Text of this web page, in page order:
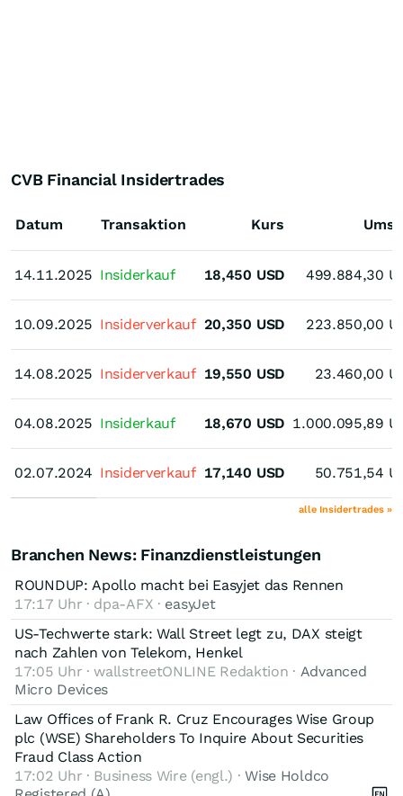
CVB Financial Insidertrades
Datum
14.11.2025
10.09.2025
14.08.2025
04.08.2025
02.07.2024
Transaktion Kurs
14.11.2025 Insiderkauf 18,450 USD 499.884,30
10.09.2025 Insiderverkauf 20,350 USD 223.850,00
14.08.2025 Insiderverkauf 19,550 USD 23.460,00
04.08.2025 Insiderkauf 18,670 USD 1.000.095,89
02.07.2024 Insiderverkauf 17,140 USD 50.751,54
alle Insidertrades »
Branchen News: Finanzdienstleistungen
ROUNDUP: Apollo macht bei Easyjet das Rennen
17:17 Uhr · dpa-AFX · easyJet
US-Techwerte stark: Wall Street legt zu, DAX steigt
nach Zahlen von Telekom, Henkel
17:05 Uhr · wallstreetONLINE Redaktion · Advanced
Micro Devices
Law Offices of Frank R. Cruz Encourages Wise Group
plc (WSE) Shareholders To Inquire About Securities
Fraud Class Action
17:02 Uhr · Business Wire (engl.) ·Wise Holdco